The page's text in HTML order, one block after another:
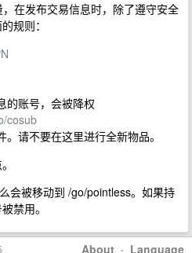
在发布交易信息时，除了遵守安全
规则：
的账号，会被降权
cosub
请不要在这里进行全新物品。
会被移动到 /go/pointless。如果持
禁用。
About · Language